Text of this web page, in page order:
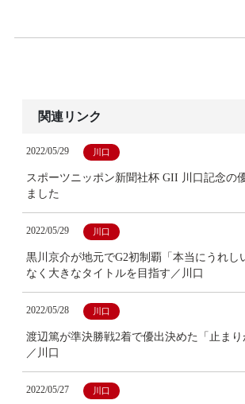
関連リンク
2022/05/29 川口
スポーツニッポン新聞社杯 GII 川口記念の
ました
2022/05/29 川口
黒川京介が地元でG2初制覇「本当にうれし
なく大きなタイトルを目指す／川口
2022/05/28 川口
渡辺篤が準決勝戦2着で優出決めた「止まり
／川口
2022/05/27 川口